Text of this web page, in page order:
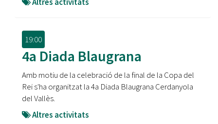
19:00
4a Diada Blaugrana
Amb motiu de la celebració de la final de la Copa del
Rei s'ha organitzat la 4a Diada Blaugrana Cerdanyola
del Vallès.
Altres activitats